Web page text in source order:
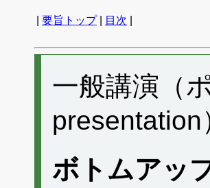
要旨トップ| 目次
一般講演（
presentation
ボトムアッ